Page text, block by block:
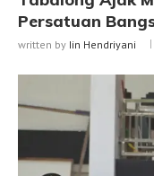
Persatuan
written by Iin Hendriyani